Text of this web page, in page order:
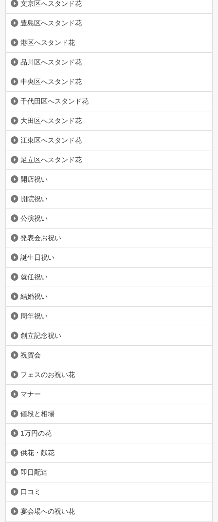
文京区へスタンド花
豊島区へスタンド花
港区へスタンド花
品川区へスタンド花
中央区へスタンド花
千代田区へスタンド花
大田区へスタンド花
江東区へスタンド花
足立区へスタンド花
開店祝い
開院祝い
公演祝い
発表会お祝い
誕生日祝い
就任祝い
結婚祝い
周年祝い
創立記念祝い
祝賀会
フェスのお祝い花
マナー
値段と相場
1万円の花
供花・献花
即日配達
口コミ
宴会場への祝い花